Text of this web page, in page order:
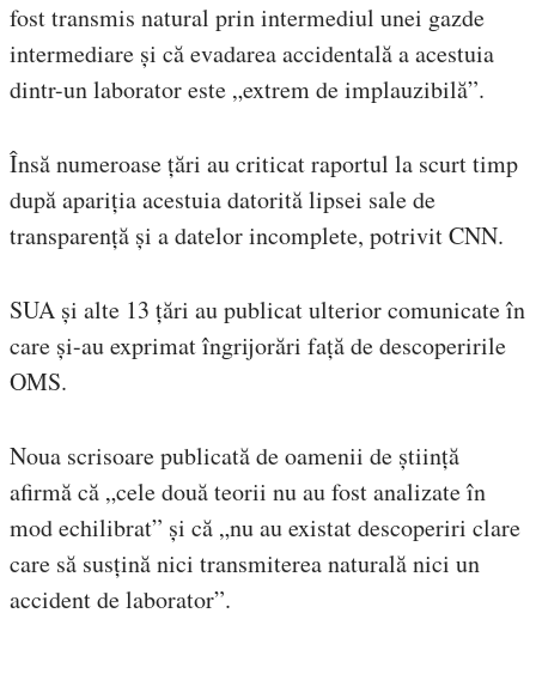
fost transmis natural prin intermediul unei gazde
intermediare și că evadarea accidentală a acestuia
dintr-un laborator este „extrem de implauzibilă”.
Însă numeroase țări au criticat raportul la scurt timp
după apariția acestuia datorită lipsei sale de
transparență și a datelor incomplete, potrivit CNN.
SUA și alte 13 țări au publicat ulterior comunicate în
care și-au exprimat îngrijorări față de descoperirile
OMS.
Noua scrisoare publicată de oamenii de știință
afirmă că „cele două teorii nu au fost analizate în
mod echilibrat” și că „nu au existat descoperiri clare
care să susțină nici transmiterea naturală nici un
accident de laborator”.